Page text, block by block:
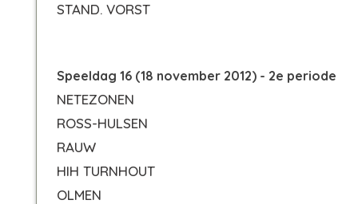
STAND. VORST
Speeldag 16 (18 november 2012) - 2e periode
NETEZONEN
ROSS-HULSEN
RAUW
HIH TURNHOUT
OLMEN